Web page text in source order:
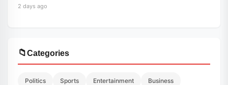
2 days ago
📁Categories
Politics Sports Entertainment Business